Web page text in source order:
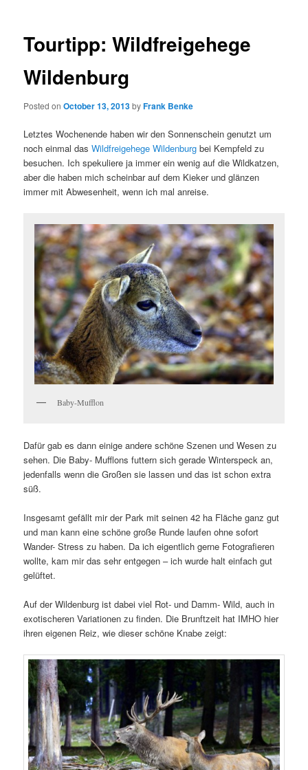
Tourtipp: Wildfreigehege
Wildenburg
Posted onOctober 13, 2013byFrank Benke
Letztes Wochenende haben wir den Sonnenschein genutzt um
noch einmal dasWildfreigehege Wildenburg bei Kempfeld zu
besuchen. Ich spekuliere ja immer ein wenig auf die Wildkatzen,
aber die haben mich scheinbar auf dem Kieker und glänzen
immer mit Abwesenheit, wenn ich mal anreise.
Baby-Mufflon
Dafür gab es dann einige andere schöne Szenen und Wesen zu
sehen. Die Baby- Mufflons futtern sich gerade Winterspeck an,
jedenfalls wenn die Großen sie lassen und das ist schon extra
süß.
Insgesamt gefällt mir der Park mit seinen 42 ha Fläche ganz gut
und man kann eine schöne große Runde laufen ohne sofort
Wander- Stress zu haben. Da ich eigentlich gerne Fotografieren
wollte, kam mir das sehr entgegen – ich wurde halt einfach gut
gelüftet.
Auf der Wildenburg ist dabei viel Rot- und Damm- Wild, auch in
exotischeren Variationen zu finden. Die Brunftzeit hat IMHO hier
ihren eigenen Reiz, wie dieser schöne Knabe zeigt: